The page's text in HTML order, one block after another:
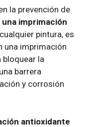
la prevención de
imprimación
pintura, es
una imprimación
bloquear la
barrera
y corrosión
antioxidante